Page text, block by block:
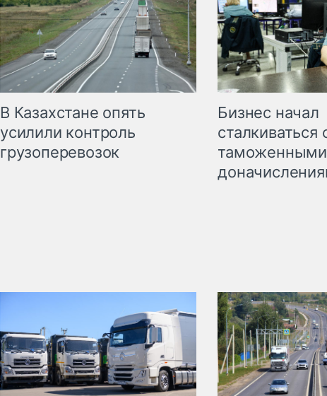
В Казахстане опять
усилили контроль
грузоперевозок
Бизнес начал
таможенными